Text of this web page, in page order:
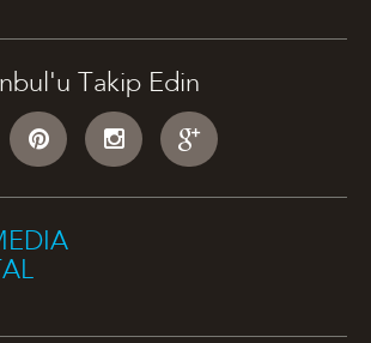
Takip Edin